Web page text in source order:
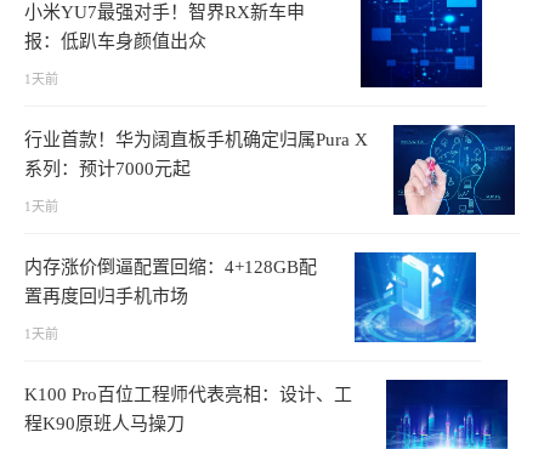
小米YU7最强对手！智界RX新车申
报：低趴车身颜值出众
1天前
行业首款！华为阔直板手机确定归属Pura X
系列：预计7000元起
1天前
内存涨价倒逼配置回缩：4+128GB配
置再度回归手机市场
1天前
K100 Pro百位工程师代表亮相：设计、工
程K90原班人马操刀